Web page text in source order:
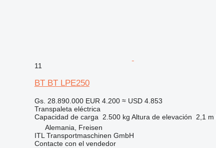
11
BT BT LPE250
Gs. 28.890.000 EUR 4.200 ≈ USD 4.853
Transpaleta eléctrica
Capacidad de carga
2.500 kg Altura de elevación 2,1 m
Alemania, Freisen
ITL Transportmaschinen GmbH
Contacte con el vendedor